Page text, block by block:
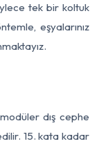
tek bir koltuk
eşyalarınız
dış cephe
15. kata kadar